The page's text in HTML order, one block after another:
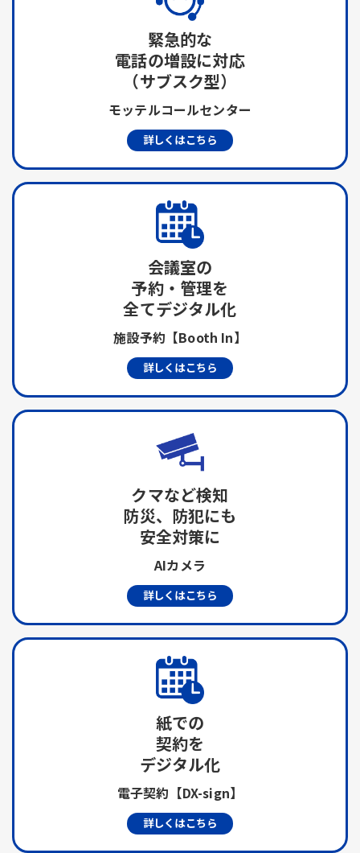
緊急的な
電話の増設に対応
（サブスク型）
モッテルコールセンター
詳しくはこちら
会議室の
予約・管理を
全てデジタル化
施設予約【Booth In】
詳しくはこちら
クマなど検知
防災、防犯にも
安全対策に
AIカメラ
詳しくはこちら
紙での
契約を
デジタル化
電子契約【DX-sign】
詳しくはこちら